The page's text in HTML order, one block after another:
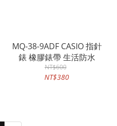
MQ-38-9ADF CASIO 指針
錶 橡膠錶帶 生活防水
NT$600
NT$380